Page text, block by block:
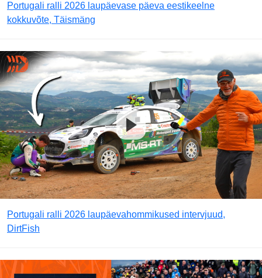
Portugali ralli 2026 laupäevase päeva eestikeelne
kokkuvõte, Täismäng
Portugali ralli 2026 laupäevahommikused intervjuud,
DirtFish